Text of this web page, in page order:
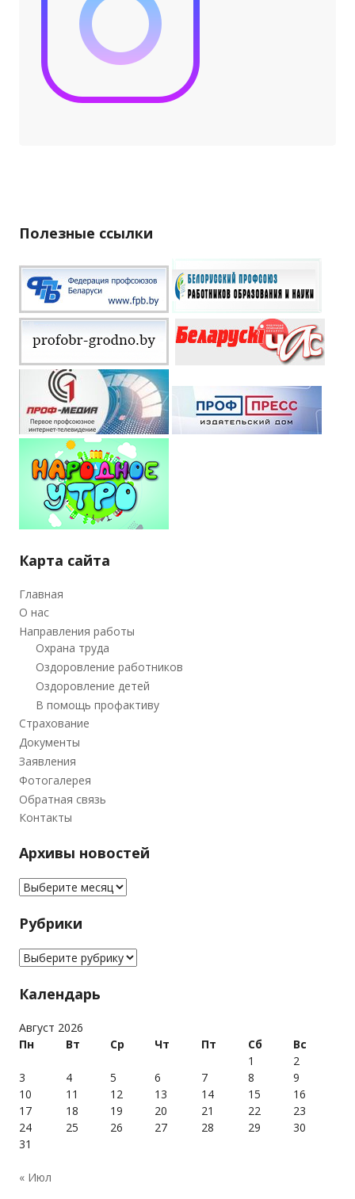
Полезные ссылки
Карта сайта
Главная
О нас
Направления работы
Охрана труда
Оздоровление работников
Оздоровление детей
В помощь профактиву
Страхование
Документы
Заявления
Фотогалерея
Обратная связь
Контакты
Архивы новостей
Архивы новостей
Рубрики
Рубрики
Календарь
Август 2026
Пн
Вт Ср Чт Пт Сб
Вс
1
2
3
4 5 6 7 8
9
10
11 12 13 14 15
16
17
18 19 20 21 22
23
24
25 26 27 28 29
30
31
« Июл